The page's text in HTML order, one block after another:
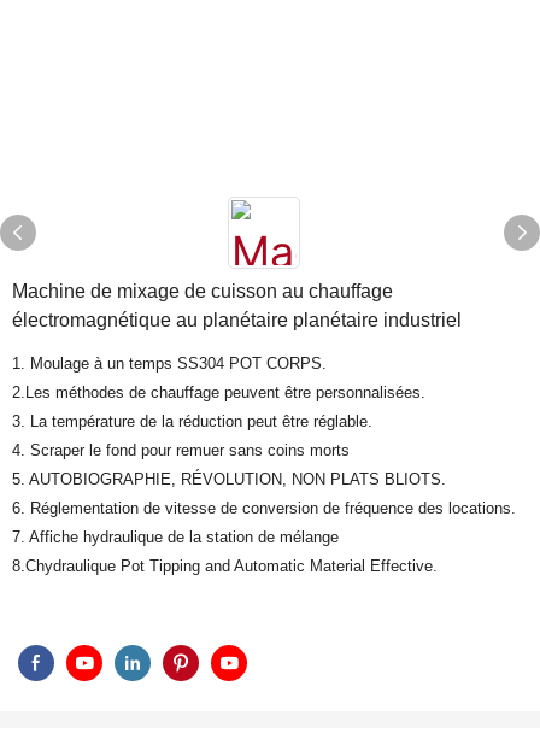
Machine de mixage de cuisson au chauffage
électromagnétique au planétaire planétaire industriel
1. Moulage à un temps SS304 POT CORPS.
2.Les méthodes de chauffage peuvent être personnalisées.
3. La température de la réduction peut être réglable.
4. Scraper le fond pour remuer sans coins morts
5. AUTOBIOGRAPHIE, RÉVOLUTION, NON PLATS BLIOTS.
6. Réglementation de vitesse de conversion de fréquence des locations.
7. Affiche hydraulique de la station de mélange
8.Chydraulique Pot Tipping and Automatic Material Effective.